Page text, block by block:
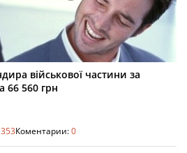
військової частини за
66 560 грн
353Коментарии:0